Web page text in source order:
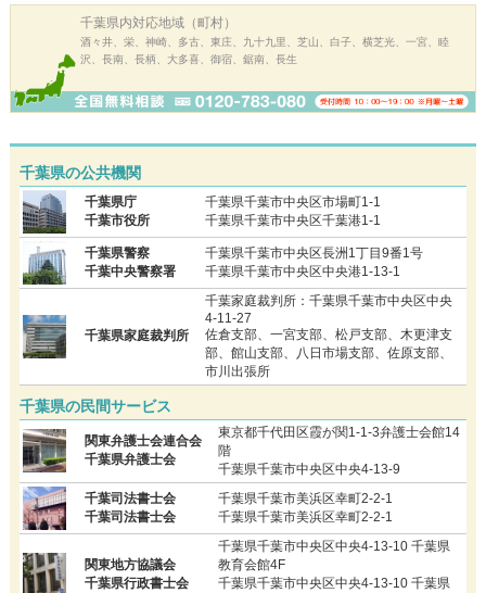
千葉県内対応地域（町村）
酒々井、栄、神崎、多古、東庄、九十九里、芝山、白子、横芝光、一宮、睦
沢、長南、長柄、大多喜、御宿、鋸南、長生
千葉県の公共機関
千葉県庁
千葉市役所
千葉県千葉市中央区市場町1-1
千葉県千葉市中央区千葉港1-1
千葉県警察
千葉中央警察署
千葉県千葉市中央区長洲1丁目9番1号
千葉県千葉市中央区中央港1-13-1
千葉県家庭裁判所
千葉家庭裁判所：千葉県千葉市中央区中央
4-11-27
佐倉支部、一宮支部、松戸支部、木更津支
部、館山支部、八日市場支部、佐原支部、
市川出張所
千葉県の民間サービス
関東弁護士会連合会
千葉県弁護士会
東京都千代田区霞が関1-1-3弁護士会館14
階
千葉県千葉市中央区中央4-13-9
千葉司法書士会
千葉司法書士会
千葉県千葉市美浜区幸町2-2-1
千葉県千葉市美浜区幸町2-2-1
関東地方協議会
千葉県行政書士会
千葉県千葉市中央区中央4-13-10 千葉県
教育会館4F
千葉県千葉市中央区中央4-13-10 千葉県